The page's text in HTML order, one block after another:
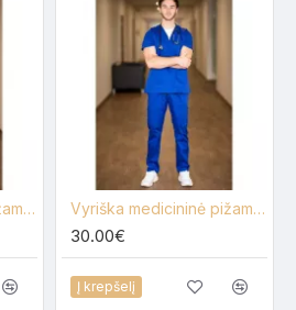
Vyriška medicininė pižama 501281 Vyriška medicininė pižama 501394
30.00€
Į krepšelį